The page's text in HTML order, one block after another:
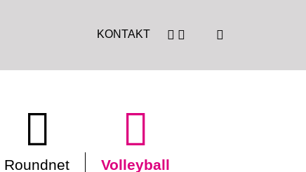
KONTAKT
Roundnet Volleyball